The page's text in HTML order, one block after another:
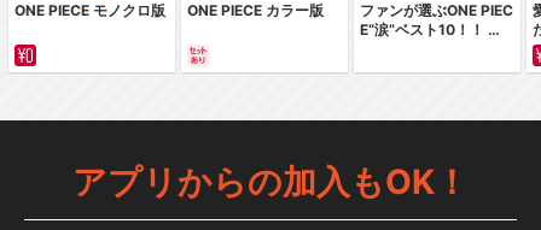
ONE PIECE モノクロ版 ONE PIECE カラー版
ファンが選ぶONE PIEC
E“涙”ベスト10！！ ～
編～ カラー版
アプリからの加入もOK！